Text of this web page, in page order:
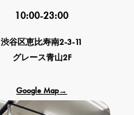
10:00-23:00
渋谷区恵比寿南2-3-11
グレース青山2F
Google Map→